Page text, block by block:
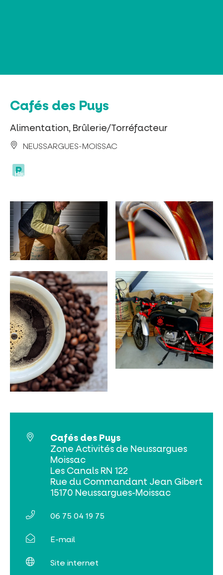
Tribus et groupes
INCONTOURNABLES
PLEINE NATURE
VISITES ET SAVOIR-FAIRE
AGENDA
Cafés des Puys
Alimentation, Brûlerie/Torréfacteur
NEUSSARGUES-MOISSAC
Cafés des Puys
Zone Activités de Neussargues
Moissac
Les Canals RN 122
Rue du Commandant Jean Gibert
15170 Neussargues-Moissac
06 75 04 19 75
E-mail
Site internet